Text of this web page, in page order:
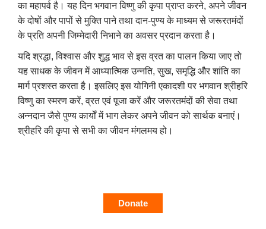
का महापर्व है। यह दिन भगवान विष्णु की कृपा प्राप्त करने, अपने जीवन
के दोषों और पापों से मुक्ति पाने तथा दान-पुण्य के माध्यम से जरूरतमंदों
के प्रति अपनी जिम्मेदारी निभाने का अवसर प्रदान करता है।
यदि श्रद्धा, विश्वास और शुद्ध भाव से इस व्रत का पालन किया जाए तो
यह साधक के जीवन में आध्यात्मिक उन्नति, सुख, समृद्धि और शांति का
मार्ग प्रशस्त करता है। इसलिए इस योगिनी एकादशी पर भगवान श्रीहरि
विष्णु का स्मरण करें, व्रत एवं पूजा करें और जरूरतमंदों की सेवा तथा
अन्नदान जैसे पुण्य कार्यों में भाग लेकर अपने जीवन को सार्थक बनाएं।
श्रीहरि की कृपा से सभी का जीवन मंगलमय हो।
Donate